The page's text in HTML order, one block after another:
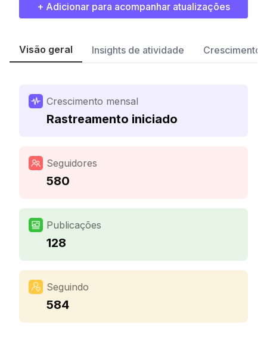
+ Adicionar para acompanhar atualizações
Visão geral Insights de atividade Crescimento
Crescimento mensal
Rastreamento iniciado
Seguidores
580
Publicações
128
Seguindo
584